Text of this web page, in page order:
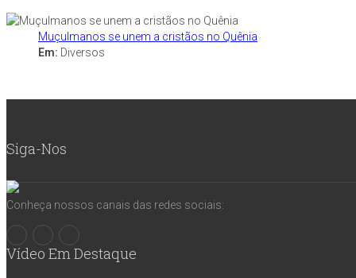
Muçulmanos se unem a cristãos no Quênia
Em: Diversos
Siga-Nos
Conheça nossos canais das redes sociais:
Vídeo Em Destaque